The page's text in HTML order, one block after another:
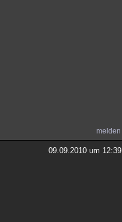
melden
09.09.2010 um 12:39